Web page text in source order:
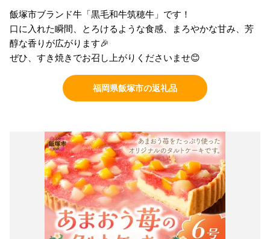
飯塚市ブランド牛「黒毛和牛筑穂牛」です！
口に入れた瞬間、とろけるような食感、まろやかな甘み、芳
醇な香りが広がります🎉
ぜひ、すき焼きでお召し上がりくださいませ😊
福岡県飯塚市の返礼品